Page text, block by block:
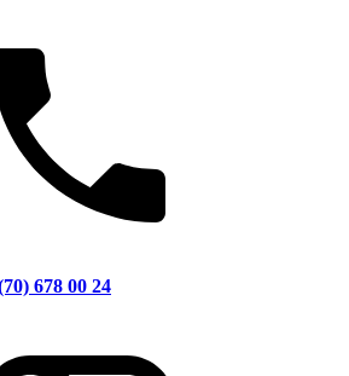
678 00 24